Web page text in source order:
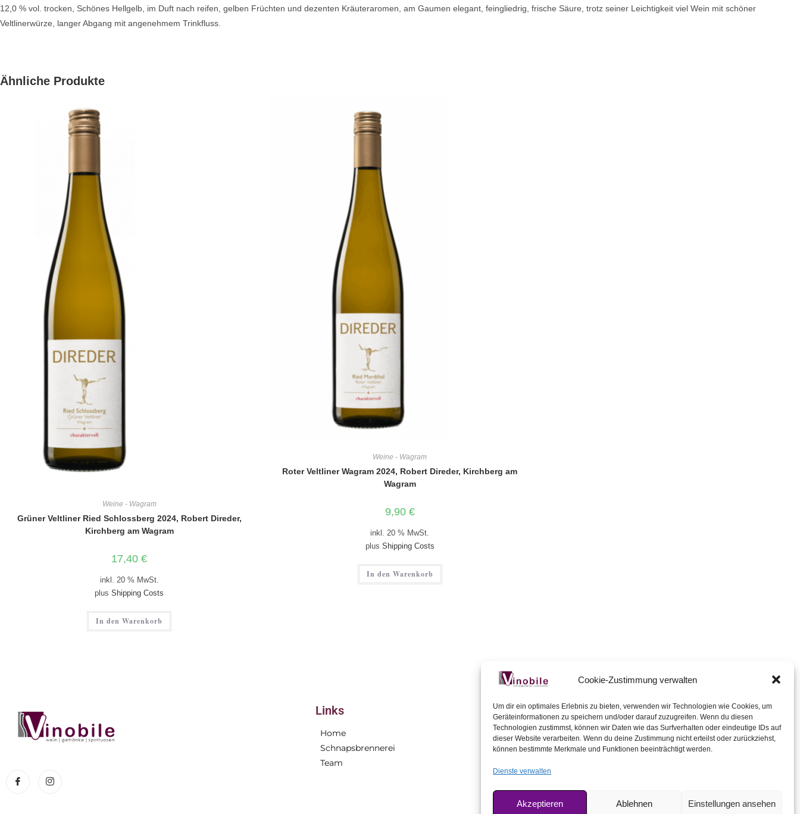
Cookie-Zustimmung verwalten
Um dir ein optimales Erlebnis zu bieten, verwenden wir Technologien wie Cookies, um
Geräteinformationen zu speichern und/oder darauf zuzugreifen. Wenn du diesen
Technologien zustimmst, können wir Daten wie das Surfverhalten oder eindeutige IDs auf
dieser Website verarbeiten. Wenn du deine Zustimmung nicht erteilst oder zurückziehst,
können bestimmte Merkmale und Funktionen beeinträchtigt werden.
Dienste verwalten
Akzeptieren Ablehnen Einstellungen ansehen
12,0 % vol. trocken, Schönes Hellgelb, im Duft nach reifen, gelben Früchten und dezenten Kräuteraromen, am Gaumen elegant, feingliedrig, frische Säure, trotz seiner Leichtigkeit viel Wein mit schöner
Veltlinerwürze, langer Abgang mit angenehmem Trinkfluss.
Ähnliche Produkte
Weine - Wagram
Grüner Veltliner Ried Schlossberg 2024, Robert Direder,
Kirchberg am Wagram
17,40€
inkl. 20 % MwSt.
plusShipping Costs
In den Warenkorb
Weine - Wagram
Roter Veltliner Wagram 2024, Robert Direder, Kirchberg am
Wagram
9,90 €
inkl. 20 % MwSt.
plus Shipping Costs
In den Warenkorb
Links
Home
Schnapsbrennerei
Team
Virtueller Rundgang
Öffnungszeiten